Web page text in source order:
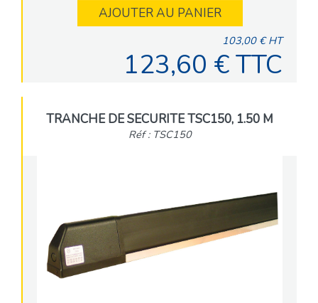
AJOUTER AU PANIER
103,00 € HT
123,60 € TTC
TRANCHE DE SECURITE TSC150, 1.50 M
Réf : TSC150